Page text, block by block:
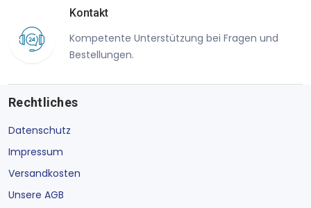
Kontakt
Kompetente Unterstützung bei Fragen und
Bestellungen.
Rechtliches
Datenschutz
Impressum
Versandkosten
Unsere AGB